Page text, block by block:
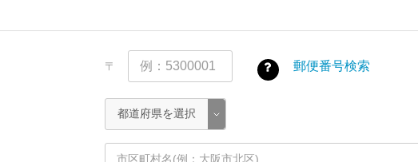
〒 郵便番号検索